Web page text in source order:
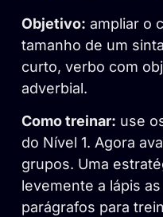
Objetivo: ampliar o
tamanho de um
curto, verbo com
adverbial.
Como treinar: use
do Nível 1. Agora
grupos. Uma
levemente a lápis
parágrafos para